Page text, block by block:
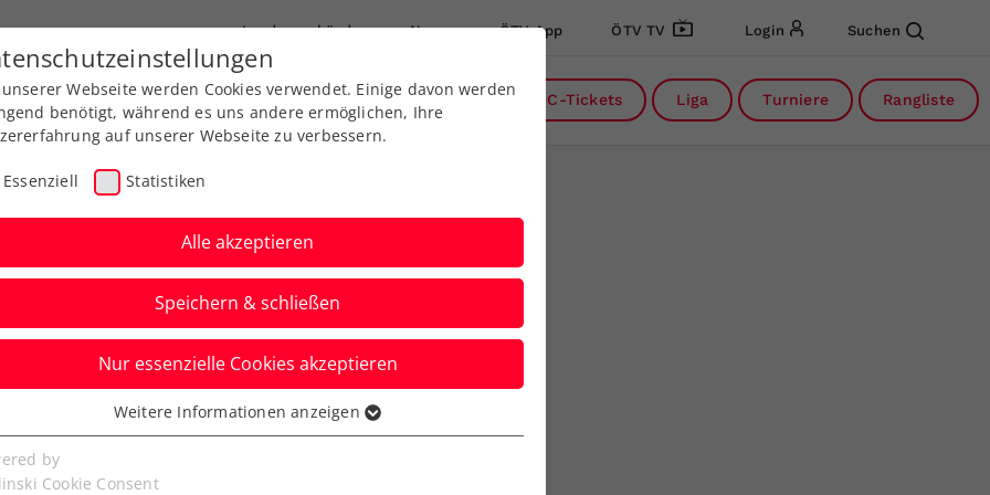
Landesverbände News ÖTV App ÖTV TV Login Suchen
Ausbildung Services Über uns DC-Tickets Liga Turniere Rangliste
Kein Sieg-
Kostic
Webseite werden Cookies verwendet. Einige davon werden
benötigt, während es uns andere ermöglichen, Ihre
auf unserer Webseite zu verbessern.
Essenziell Statistiken
Alle akzeptieren
Speichern & schließen
Nur essenzielle Cookies akzeptieren
Cookies werden für grundlegende Funktionen der
benötigt. Dadurch ist gewährleistet, dass die Webseite
Weitere Informationen anzeigen
by
Cookie Consent